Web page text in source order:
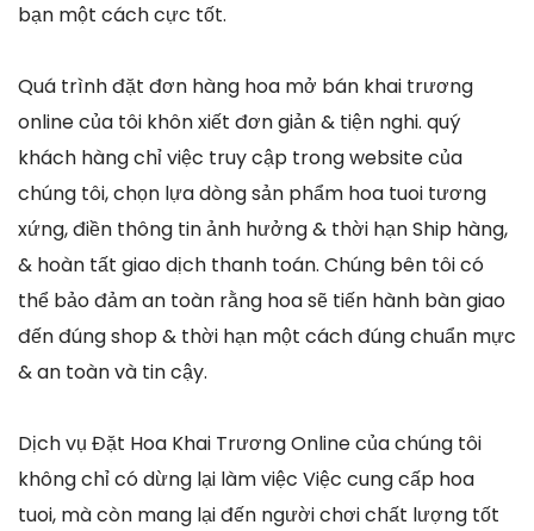
bạn một cách cực tốt.
Quá trình đặt đơn hàng hoa mở bán khai trương
online của tôi khôn xiết đơn giản & tiện nghi. quý
khách hàng chỉ việc truy cập trong website của
chúng tôi, chọn lựa dòng sản phẩm hoa tuoi tương
xứng, điền thông tin ảnh hưởng & thời hạn Ship hàng,
& hoàn tất giao dịch thanh toán. Chúng bên tôi có
thể bảo đảm an toàn rằng hoa sẽ tiến hành bàn giao
đến đúng shop & thời hạn một cách đúng chuẩn mực
& an toàn và tin cậy.
Dịch vụ Đặt Hoa Khai Trương Online của chúng tôi
không chỉ có dừng lại làm việc Việc cung cấp hoa
tuoi, mà còn mang lại đến người chơi chất lượng tốt